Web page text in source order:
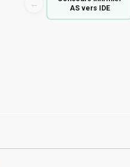
←
AS vers IDE